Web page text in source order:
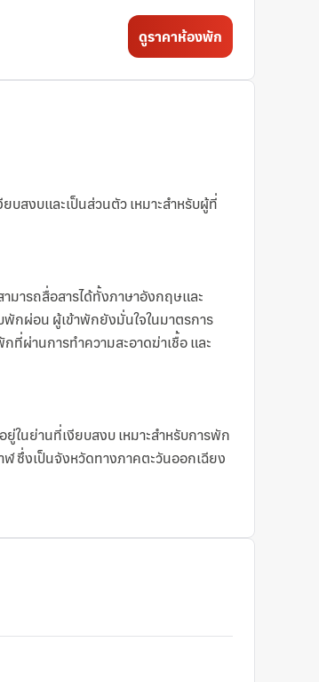
ดูราคาห้องพัก
บสงบและเป็นส่วนตัว เหมาะสำหรับผู้ที่
มารถสื่อสารได้ทั้งภาษาอังกฤษและ
พักผ่อน ผู้เข้าพักยังมั่นใจในมาตรการ
ผ่านการทำความสะอาดฆ่าเชื้อ และ
ในย่านที่เงียบสงบ เหมาะสำหรับการพัก
ซึ่งเป็นจังหวัดทางภาคตะวันออกเฉียง